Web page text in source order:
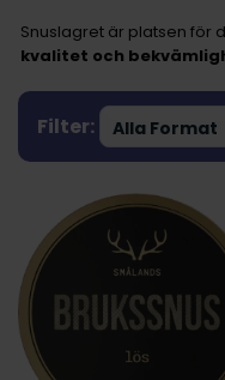
Snuslagret är platsen för
kvalitet och
Filter: